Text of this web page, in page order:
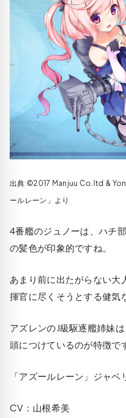
出典:©2017 Manjuu Co.ltd &
ールレーン」より
4番艦のジュノーは、ハチ
の髪色が印象的ですね。
あまり前に出たがらない大
揮官に尽くそうとする健気
アズレンのJ級駆逐艦姉妹
頭につけているのが特徴で
「アズールレーン」ジャベ
CV：山根希美